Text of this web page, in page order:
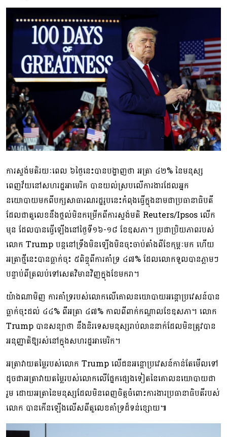
ការស្ទង់មតិរយៈពេល ៦ថ្ងៃនេះបានបង្ហាញថា អត្រា ៤២% នៃមនុស្ស
ពេញវ័យនៅសហរដ្ឋអាមេរិក បានយល់ស្របលើការងារដែលអ្នក
នយោបាយមកពីបក្សសាធារណរដ្ឋរូបនេះកំពុងធ្វើក្នុងនាមជាប្រធានាធិបតី
ដែលជាតួលេខនឹងថ្កល់មិនកម្រើកពីការស្ទង់មតិ Reuters/Ipsos លើក
មុន ដែលបានធ្វើឡើងនៅថ្ងៃទី១៦-១៨ ខែឧសភា។ ប្រជាប្រិយភាពរបស់
លោក Trump បន្តនៅទ្រឹងមិនឡើងមិនចុះចាប់តាំងពីខែកុម្ភៈមក ហើយ
អត្រាថ្មីនេះបានធ្លាក់ចុះ ៥ពិន្ទុពីការគាំទ្រ ៤៧% ដែលលោកទួលបានភ្លាមៗ
បន្ទាប់ពីត្រលប់ទៅសេតវិមានវិញក្នុងខែមករា។
យ៉ាងណាមិញ ការគាំទ្ររបស់លោកលើគោលនយោបាយអន្តោប្រវេសន៍បាន
ធ្លាក់ចុះដល់ ៤៤% ពីអត្រា ៤៧% កាលពីពាក់កណ្តាលខែឧសភា។ លោក
Trump បានសន្យាថា នឹងនិរទេសមនុស្សរាប់លាននាក់ដែលមិនត្រូវបាន
អនុញ្ញាតិឱ្យរស់នៅក្នុងសហរដ្ឋអាមេរិក។
អត្រាវាយតម្លៃរបស់លោក Trump លើជនអន្តោប្រវេសន៍កាន់តែមើលទៅ
ដូចជាអត្រាវាយតម្លៃរបស់លោកលើផ្នែកផ្សេងទៀតនៃគោលនយោបាយជា
រួម ដោយអត្រានៃមនុស្សដែលមិនពេញចិត្តចំពោះការងារប្រធានាធិបតីរបស់
លោក បានកើនឡើងលើសពីតួលេខគាំទ្រដ៏ទន់ខ្សោយ៕